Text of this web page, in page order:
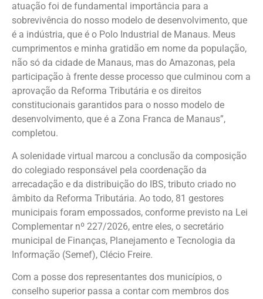
atuação foi de fundamental importância para a
sobrevivência do nosso modelo de desenvolvimento, que
é a indústria, que é o Polo Industrial de Manaus. Meus
cumprimentos e minha gratidão em nome da população,
não só da cidade de Manaus, mas do Amazonas, pela
participação à frente desse processo que culminou com a
aprovação da Reforma Tributária e os direitos
constitucionais garantidos para o nosso modelo de
desenvolvimento, que é a Zona Franca de Manaus”,
completou.
A solenidade virtual marcou a conclusão da composição
do colegiado responsável pela coordenação da
arrecadação e da distribuição do IBS, tributo criado no
âmbito da Reforma Tributária. Ao todo, 81 gestores
municipais foram empossados, conforme previsto na Lei
Complementar nº 227/2026, entre eles, o secretário
municipal de Finanças, Planejamento e Tecnologia da
Informação (Semef), Clécio Freire.
Com a posse dos representantes dos municípios, o
conselho superior passa a contar com membros dos